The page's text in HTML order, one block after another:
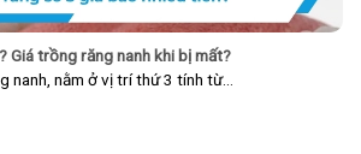
Giá trồng răng nanh khi bị mất?
nanh, nằm ở vị trí thứ 3 tính từ…